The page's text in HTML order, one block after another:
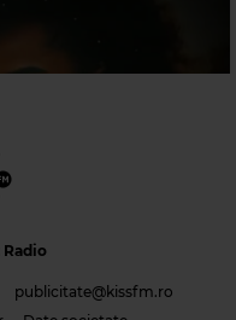
Radio
publicitate@kissfm.ro